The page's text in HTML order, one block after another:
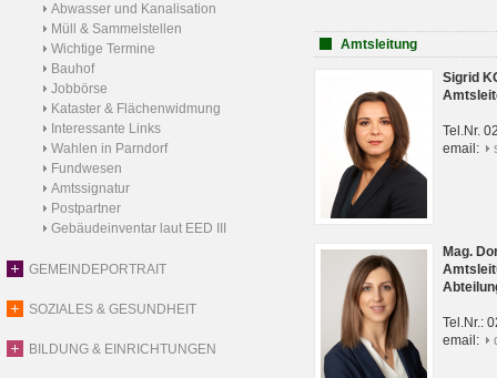
Abwasser und Kanalisation
Müll & Sammelstellen
Wichtige Termine
Bauhof
Jobbörse
Kataster & Flächenwidmung
Interessante Links
Wahlen in Parndorf
Fundwesen
Amtssignatur
Postpartner
Gebäudeinventar laut EED III
GEMEINDEPORTRAIT
SOZIALES & GESUNDHEIT
BILDUNG & EINRICHTUNGEN
Amtsleitung
Sigrid
Tel.Nr.
email:
Mag.
Tel.Nr.:
email: